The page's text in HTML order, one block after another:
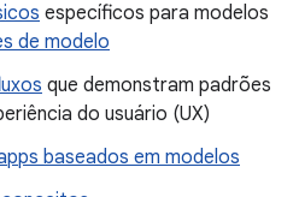
específicos para modelos
de modelo
que demonstram padrões
do usuário (UX)
baseados em modelos